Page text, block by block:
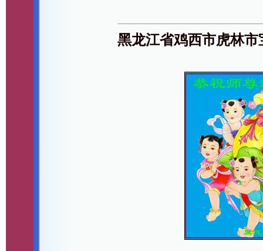
黑龙江省鸡西市虎林